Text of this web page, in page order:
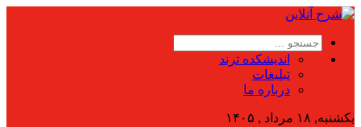
اندیشکده ترند
تبلیغات
درباره ما
یکشنبه, ۱۸ مرداد , ۱۴۰۵